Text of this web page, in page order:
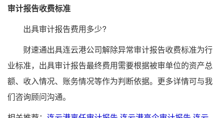
审计报告收费标准
出具审计报告费用多少?
财速通出具连云港公司解除异常审计报告收费标准为行
业标准，出具审计报告最终费用需要根据被审单位的资产总
额、收入情况、账务情况等作为判断依据。更多详情可与我
们咨询顾问沟通。